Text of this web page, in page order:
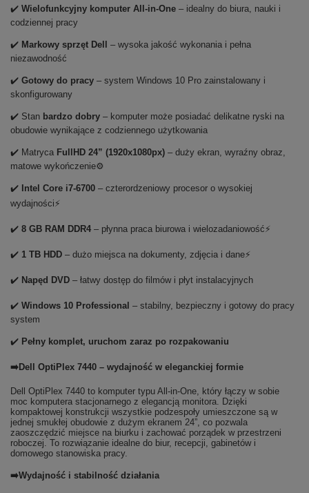
✔️ Wielofunkcyjny komputer All-in-One – idealny do biura, nauki i
codziennej pracy
✔️ Markowy sprzęt Dell – wysoka jakość wykonania i pełna
niezawodność
✔️ Gotowy do pracy – system Windows 10 Pro zainstalowany i
skonfigurowany
✔️ Stan bardzo dobry – komputer może posiadać delikatne ryski na
obudowie wynikające z codziennego użytkowania
✔️ Matryca FullHD 24” (1920x1080px) – duży ekran, wyraźny obraz,
matowe wykończenie⚙️
✔️ Intel Core i7-6700 – czterordzeniowy procesor o wysokiej
wydajności⚡
✔️ 8 GB RAM DDR4 – płynna praca biurowa i wielozadaniowość⚡
✔️ 1 TB HDD – dużo miejsca na dokumenty, zdjęcia i dane⚡
✔️ Napęd DVD – łatwy dostęp do filmów i płyt instalacyjnych
✔️ Windows 10 Professional – stabilny, bezpieczny i gotowy do pracy
system
✔️ Pełny komplet, uruchom zaraz po rozpakowaniu
➡️Dell OptiPlex 7440 – wydajność w eleganckiej formie
Dell OptiPlex 7440 to komputer typu All-in-One, który łączy w sobie
moc komputera stacjonarnego z elegancją monitora. Dzięki
kompaktowej konstrukcji wszystkie podzespoły umieszczone są w
jednej smukłej obudowie z dużym ekranem 24”, co pozwala
zaoszczędzić miejsce na biurku i zachować porządek w przestrzeni
roboczej. To rozwiązanie idealne do biur, recepcji, gabinetów i
domowego stanowiska pracy.
➡️Wydajność i stabilność działania